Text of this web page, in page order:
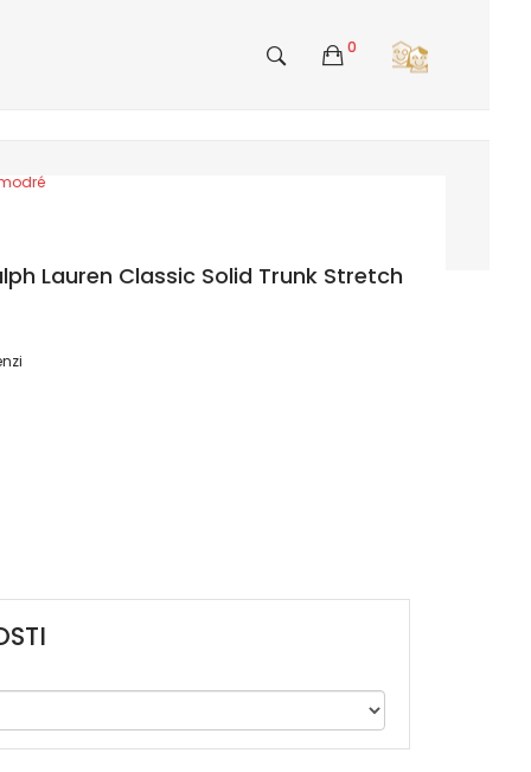
0
Lauren Classic Solid Trunk Stretch